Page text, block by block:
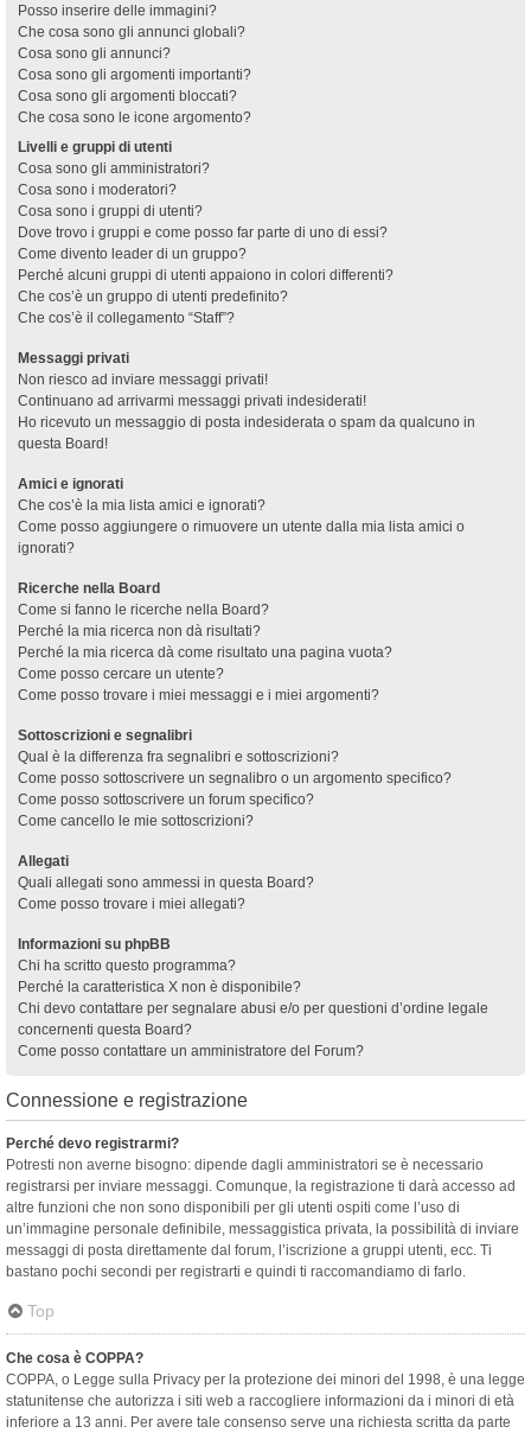
Posso inserire delle immagini?
Che cosa sono gli annunci globali?
Cosa sono gli annunci?
Cosa sono gli argomenti importanti?
Cosa sono gli argomenti bloccati?
Che cosa sono le icone argomento?
Livelli e gruppi di utenti
Cosa sono gli amministratori?
Cosa sono i moderatori?
Cosa sono i gruppi di utenti?
Dove trovo i gruppi e come posso far parte di uno di essi?
Come divento leader di un gruppo?
Perché alcuni gruppi di utenti appaiono in colori differenti?
Che cos’è un gruppo di utenti predefinito?
Che cos’è il collegamento “Staff”?
Messaggi privati
Non riesco ad inviare messaggi privati!
Continuano ad arrivarmi messaggi privati indesiderati!
Ho ricevuto un messaggio di posta indesiderata o spam da qualcuno in
questa Board!
Amici e ignorati
Che cos’è la mia lista amici e ignorati?
Come posso aggiungere o rimuovere un utente dalla mia lista amici o
ignorati?
Ricerche nella Board
Come si fanno le ricerche nella Board?
Perché la mia ricerca non dà risultati?
Perché la mia ricerca dà come risultato una pagina vuota?
Come posso cercare un utente?
Come posso trovare i miei messaggi e i miei argomenti?
Sottoscrizioni e segnalibri
Qual è la differenza fra segnalibri e sottoscrizioni?
Come posso sottoscrivere un segnalibro o un argomento specifico?
Come posso sottoscrivere un forum specifico?
Come cancello le mie sottoscrizioni?
Allegati
Quali allegati sono ammessi in questa Board?
Come posso trovare i miei allegati?
Informazioni su phpBB
Chi ha scritto questo programma?
Perché la caratteristica X non è disponibile?
Chi devo contattare per segnalare abusi e/o per questioni d’ordine legale
concernenti questa Board?
Come posso contattare un amministratore del Forum?
Connessione e registrazione
Perché devo registrarmi?
Potresti non averne bisogno: dipende dagli amministratori se è necessario
registrarsi per inviare messaggi. Comunque, la registrazione ti darà accesso ad
altre funzioni che non sono disponibili per gli utenti ospiti come l’uso di
un’immagine personale definibile, messaggistica privata, la possibilità di inviare
messaggi di posta direttamente dal forum, l’iscrizione a gruppi utenti, ecc. Ti
bastano pochi secondi per registrarti e quindi ti raccomandiamo di farlo.
Top
Che cosa è COPPA?
COPPA, o Legge sulla Privacy per la protezione dei minori del 1998, è una legge
statunitense che autorizza i siti web a raccogliere informazioni da i minori di età
inferiore a 13 anni. Per avere tale consenso serve una richiesta scritta da parte